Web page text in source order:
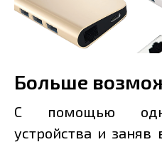
Больше
С помощью
устройства и заняв